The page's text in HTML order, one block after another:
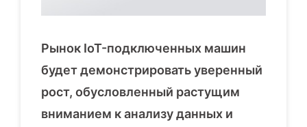
Рынок IoT-подключенных машин
будет демонстрировать уверенный
рост, обусловленный растущим
вниманием к анализу данных и